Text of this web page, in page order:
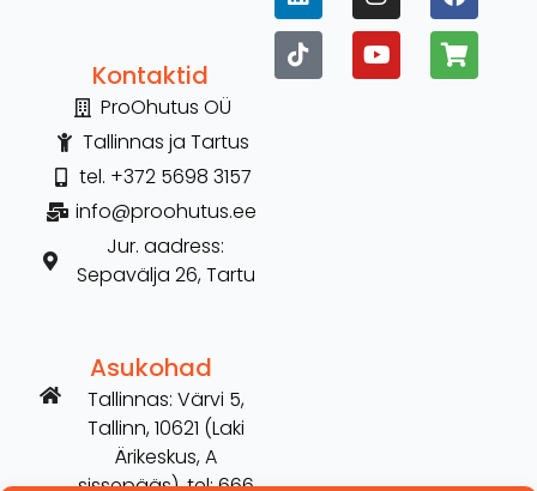
Kontaktid
ProOhutus OÜ
Tallinnas ja Tartus
tel. +372 5698 3157
info@proohutus.ee
Jur. aadress:
Sepavälja 26, Tartu
Asukohad
Tallinnas: Värvi 5,
Tallinn, 10621 (Laki
Ärikeskus, A
sissepääs), tel: 666